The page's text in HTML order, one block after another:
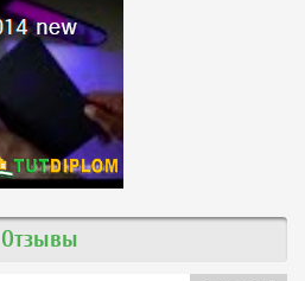
Отзывы